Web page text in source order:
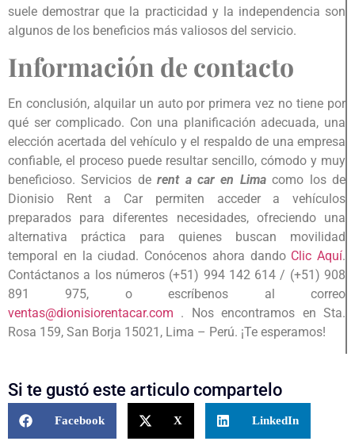
suele demostrar que la practicidad y la independencia son
algunos de los beneficios más valiosos del servicio.
Información de contacto
En conclusión, alquilar un auto por primera vez no tiene por
qué ser complicado. Con una planificación adecuada, una
elección acertada del vehículo y el respaldo de una empresa
confiable, el proceso puede resultar sencillo, cómodo y muy
beneficioso. Servicios derent a car en Limacomo los de
Dionisio Rent a Car permiten acceder a vehículos
preparados para diferentes necesidades, ofreciendo una
alternativa práctica para quienes buscan movilidad
temporal en la ciudad. Conócenos ahora dando Clic Aquí.
Contáctanos a los números (+51) 994 142 614 / (+51) 908
891 975, o escríbenos al correo
ventas@dionisiorentacar.com .
Nos encontramos en Sta.
Rosa 159, San Borja 15021, Lima – Perú. ¡Te esperamos!
Si te gustó este articulo compartelo
Facebook X LinkedIn